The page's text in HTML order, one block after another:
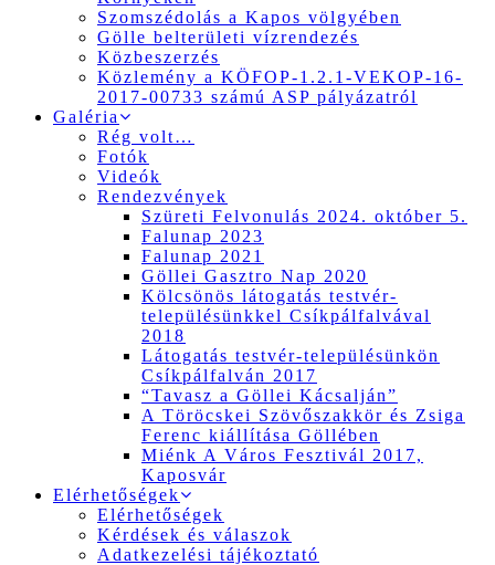
Szomszédolás a Kapos völgyében
Gölle belterületi vízrendezés
Közbeszerzés
Közlemény a KÖFOP-1.2.1-VEKOP-16-
2017-00733 számú ASP pályázatról
Galéria
Rég volt…
Fotók
Videók
Rendezvények
Szüreti Felvonulás 2024. október 5.
Falunap 2023
Falunap 2021
Göllei Gasztro Nap 2020
Kölcsönös látogatás testvér-
településünkkel Csíkpálfalvával
2018
Látogatás testvér-településünkön
Csíkpálfalván 2017
“Tavasz a Göllei Kácsalján”
A Töröcskei Szövőszakkör és Zsiga
Ferenc kiállítása Göllében
Miénk A Város Fesztivál 2017,
Kaposvár
Elérhetőségek
Elérhetőségek
Kérdések és válaszok
Adatkezelési tájékoztató